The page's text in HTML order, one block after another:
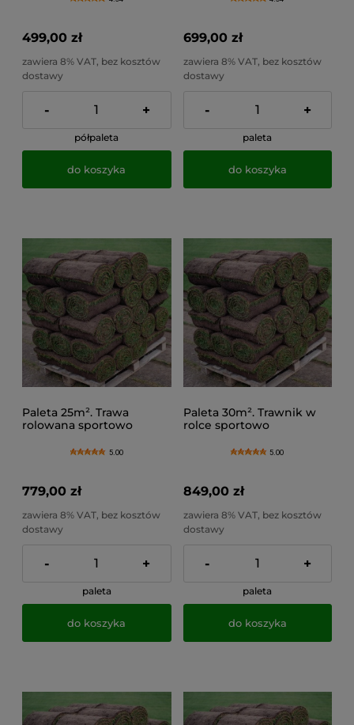
499,00 zł
zawiera 8% VAT, bez kosztów
dostawy
- +
półpaleta
do koszyka
699,00 zł
zawiera 8% VAT, bez kosztów
dostawy
- +
paleta
do koszyka
Paleta 25m². Trawa
rolowana sportowo
trawnik na kodach
5.00
779,00 zł
zawiera 8% VAT, bez kosztów
dostawy
- +
paleta
do koszyka
Paleta 30m². Trawnik w
rolce sportowo
metry premium5.00
849,00 zł
zawiera 8% VAT, bez kosztów
dostawy
- +
paleta
do koszyka